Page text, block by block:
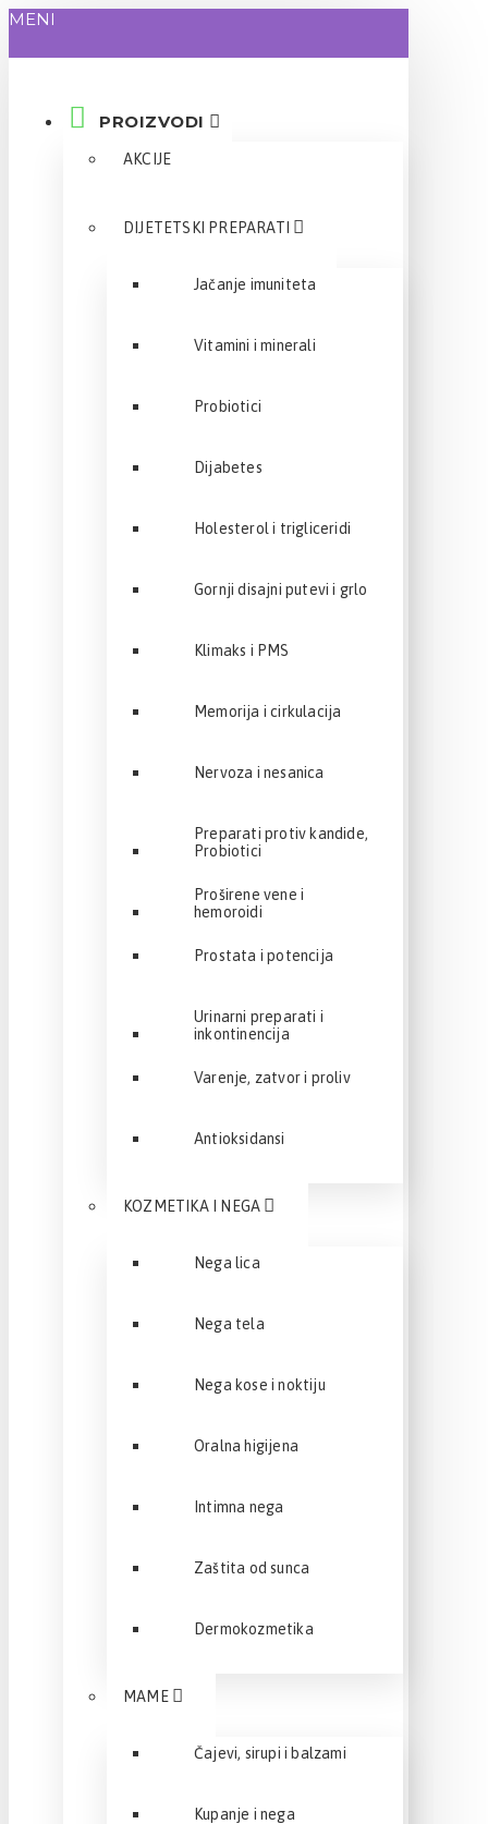
MENI
PROIZVODI
AKCIJE
DIJETETSKI PREPARATI
Jačanje imuniteta
Vitamini i minerali
Probiotici
Dijabetes
Holesterol i trigliceridi
Gornji disajni putevi i grlo
Klimaks i PMS
Memorija i cirkulacija
Nervoza i nesanica
Preparati protiv kandide,
Probiotici
Proširene vene i
hemoroidi
Prostata i potencija
Urinarni preparati i
inkontinencija
Varenje, zatvor i proliv
Antioksidansi
KOZMETIKA I NEGA
Nega lica
Nega tela
Nega kose i noktiju
Oralna higijena
Intimna nega
Zaštita od sunca
Dermokozmetika
MAME
Čajevi, sirupi i balzami
Kupanje i nega